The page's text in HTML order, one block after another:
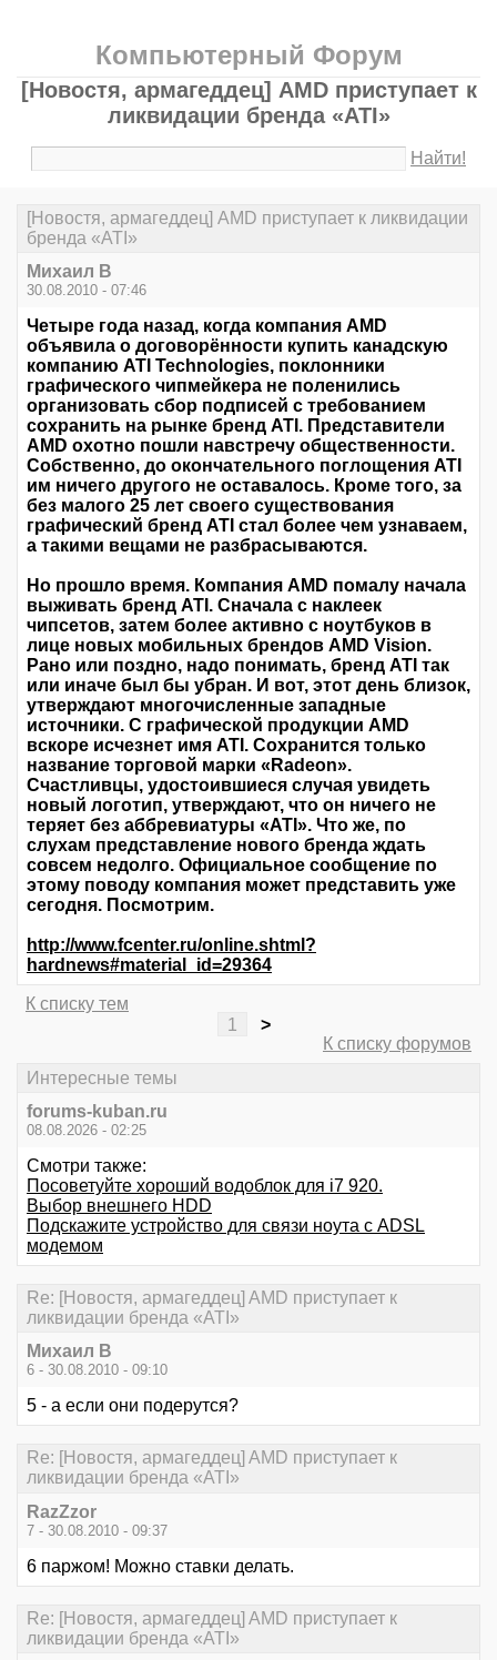
Компьютерный Форум
[Новостя, армагеддец] AMD приступает к
ликвидации бренда «ATI»
Найти!
[Новостя, армагеддец] AMD приступает к ликвидации
бренда «ATI»
Михаил В
30.08.2010 - 07:46
Четыре года назад, когда компания AMD
объявила о договорённости купить канадскую
компанию ATI Technologies, поклонники
графического чипмейкера не поленились
организовать сбор подписей с требованием
сохранить на рынке бренд ATI. Представители
AMD охотно пошли навстречу общественности.
Собственно, до окончательного поглощения ATI
им ничего другого не оставалось. Кроме того, за
без малого 25 лет своего существования
графический бренд ATI стал более чем узнаваем,
а такими вещами не разбрасываются.
Но прошло время. Компания AMD помалу начала
выживать бренд ATI. Сначала с наклеек
чипсетов, затем более активно с ноутбуков в
лице новых мобильных брендов AMD Vision.
Рано или поздно, надо понимать, бренд ATI так
или иначе был бы убран. И вот, этот день близок,
утверждают многочисленные западные
источники. С графической продукции AMD
вскоре исчезнет имя ATI. Сохранится только
название торговой марки «Radeon».
Счастливцы, удостоившиеся случая увидеть
новый логотип, утверждают, что он ничего не
теряет без аббревиатуры «ATI». Что же, по
слухам представление нового бренда ждать
совсем недолго. Официальное сообщение по
этому поводу компания может представить уже
сегодня. Посмотрим.
http://www.fcenter.ru/online.shtml?
hardnews#material_id=29364
К списку тем
1
>
К списку форумов
Интересные темы
forums-kuban.ru
08.08.2026 - 02:25
Смотри также:
Посоветуйте хороший водоблок для i7 920.
Выбор внешнего HDD
Подскажите устройство для связи ноута с ADSL
модемом
Re: [Новостя, армагеддец] AMD приступает к
ликвидации бренда «ATI»
Михаил В
6 - 30.08.2010 - 09:10
5 - а если они подерутся?
Re: [Новостя, армагеддец] AMD приступает к
ликвидации бренда «ATI»
RazZzor
7 - 30.08.2010 - 09:37
6 паржом! Можно ставки делать.
Re: [Новостя, армагеддец] AMD приступает к
ликвидации бренда «ATI»